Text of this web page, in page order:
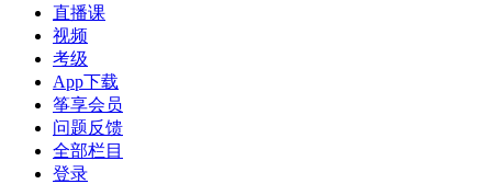
直播课
视频
考级
App下载
筝享会员
问题反馈
全部栏目
登录